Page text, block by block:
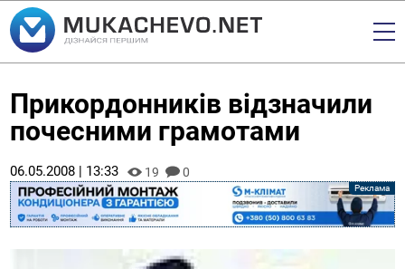
Прикордонників відзначили
почесними грамотами
06.05.2008 | 13:33 19 0